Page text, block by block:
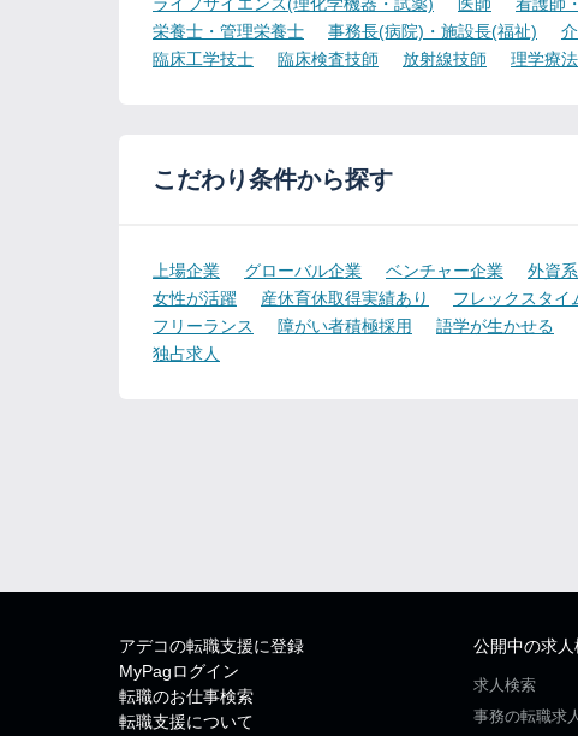
栄養士・管理栄養士
事務長(病院)・施設長(福祉)
臨床工学技士
臨床検査技師 放射線技師 理学療
こだわり条件から探す
上場企業 グローバル企業 ベンチャー企業 外資
女性が活躍
産休育休取得実績あり フレックスタイ
フリーランス
障がい者積極採用 語学が生かせる
独占求人
アデコの転職支援に登録
MyPagログイン
転職のお仕事検索
転職支援について
公開中の求人
求人検索
事務の転職求